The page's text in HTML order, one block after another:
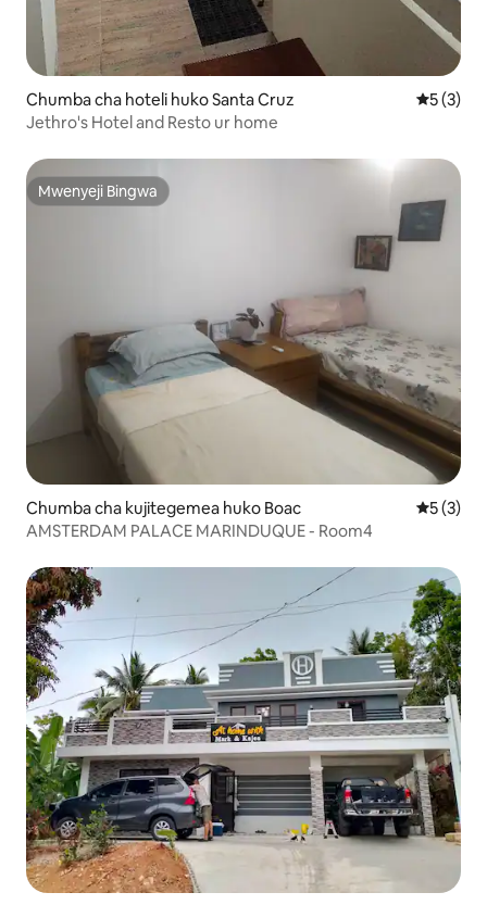
Chumba cha hoteli huko Santa Cruz
5 (3)
Jethro's Hotel and Resto ur home
Mwenyeji Bingwa
Mwenyeji Bingwa
Chumba cha kujitegemea huko Boac
5 (3)
AMSTERDAM PALACE MARINDUQUE - Room4